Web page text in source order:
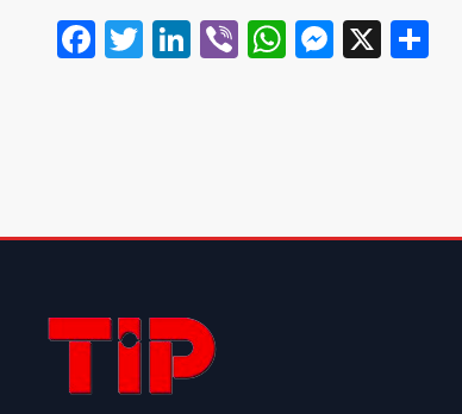
Facebook
Twitter
LinkedIn
ViberWhatsApp
X